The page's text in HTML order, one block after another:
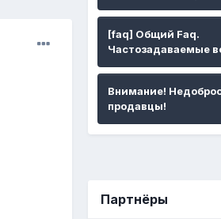
[faq] Общий Faq.
Частозадаваемые
Внимание!
продавцы!
Партнёры